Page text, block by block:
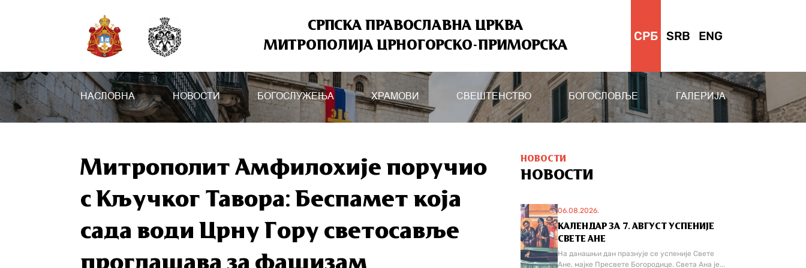
СРПСКА ПРАВОСЛАВНА ЦРКВА
МИТРОПОЛИЈА ЦРНОГОРСКО-ПРИМОРСКА
СРБ SRB ENG
НАСЛОВНА НОВОСТИ БОГОСЛУЖЕЊА ХРАМОВИ СВЕШТЕНСТВО БОГОСЛОВЉЕ ГАЛЕРИЈА
Митрополит Амфилохије поручио
с Кључког Тавора: Беспамет која
сада води Црну Гору светосавље
проглашава за фашизам
НОВОСТИ
НОВОСТИ
06.08.2026.
КАЛЕНДАР ЗА 7. АВГУСТ УСПЕНИЈЕ
СВЕТЕ АНЕ
На данашњи дан празнује се успеније Свете
Ане, мајке Пресвете Богородице. Света Ана је...